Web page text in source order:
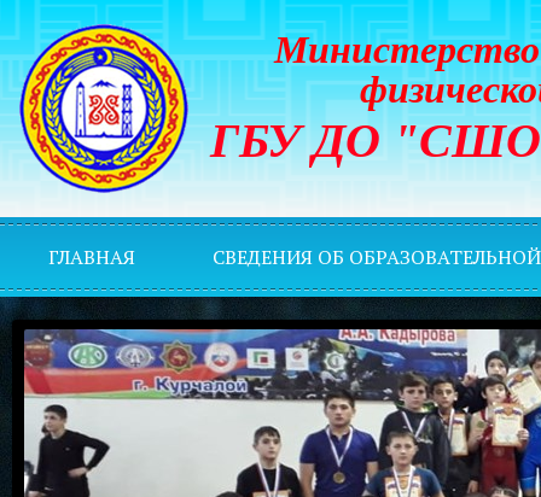
Министерство
ГБУ ДО "СШОР
ГЛАВНАЯ СВЕДЕНИЯ ОБ